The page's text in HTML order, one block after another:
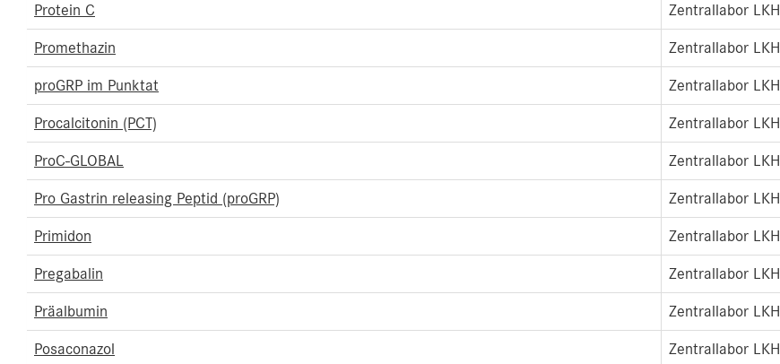
Protein C Zentrallabor LKH
Promethazin Zentrallabor LKH
proGRP im Punktat Zentrallabor LKH
Procalcitonin (PCT) Zentrallabor LKH
ProC-GLOBAL Zentrallabor LKH
Pro Gastrin releasing Peptid (proGRP) Zentrallabor LKH
Primidon Zentrallabor LKH
Pregabalin Zentrallabor LKH
Präalbumin Zentrallabor LKH
Posaconazol Zentrallabor LKH